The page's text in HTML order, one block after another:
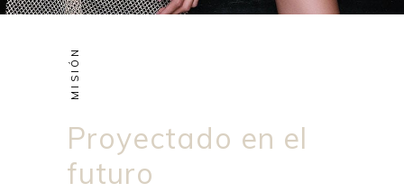
MISIÓN
Proyectado en el
futuro